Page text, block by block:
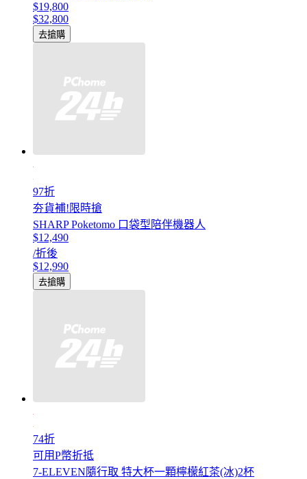
$19,800
$32,800
去搶購
97折
夯貨補!限時搶
SHARP Poketomo 口袋型陪伴機器人
$12,490
/折後
$12,990
去搶購
74折
可用P幣折抵
7-ELEVEN隨行取 特大杯一顆檸檬紅茶(冰)2杯